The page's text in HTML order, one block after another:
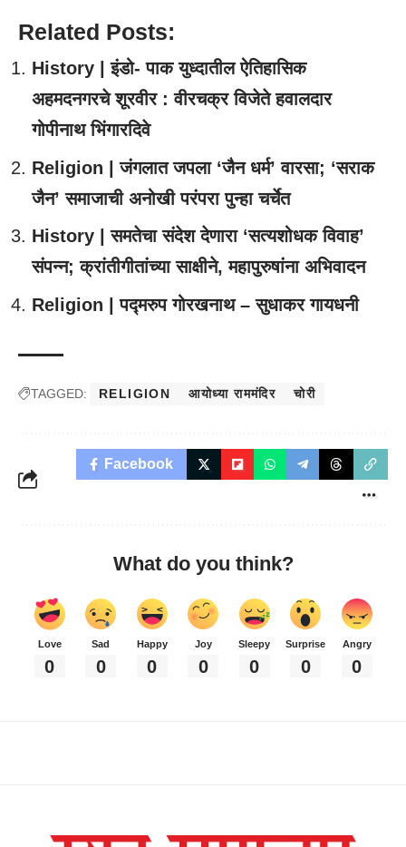
Related Posts:
History | इंडो- पाक युध्दातील ऐतिहासिक
अहमदनगरचे शूरवीर : वीरचक्र विजेते हवालदार
गोपीनाथ भिंगारदिवे
Religion | जंगलात जपला ‘जैन धर्म’ वारसा; ‘सराक
जैन’ समाजाची अनोखी परंपरा पुन्हा चर्चेत
History | समतेचा संदेश देणारा ‘सत्यशोधक विवाह’
संपन्न; क्रांतीगीतांच्या साक्षीने, महापुरुषांना अभिवादन
Religion | पद्मरुप गोरखनाथ – सुधाकर गायधनी
TAGGED: RELIGION आयोध्या राममंदिर चोरी
Facebook
What do you think?
Love
0
Sad
0
Happy
0
Joy
0
Sleepy
0
Surprise
0
Angry
0